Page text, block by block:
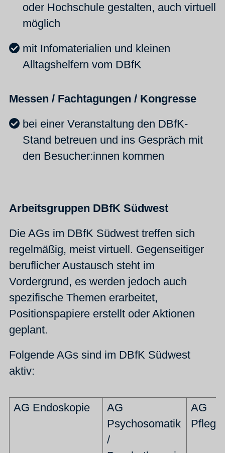
oder Hochschule gestalten, auch virtuell
möglich
mit Infomaterialien und kleinen
Alltagshelfern vom DBfK
Messen / Fachtagungen / Kongresse
bei einer Veranstaltung den DBfK-
Stand betreuen und ins Gespräch mit
den Besucher:innen kommen
Arbeitsgruppen DBfK Südwest
Die AGs im DBfK Südwest treffen sich
regelmäßig, meist virtuell. Gegenseitiger
beruflicher Austausch steht im
Vordergrund, es werden jedoch auch
spezifische Themen erarbeitet,
Positionspapiere erstellt oder Aktionen
geplant.
Folgende AGs sind im DBfK Südwest
aktiv:
AG Endoskopie
AG
Psychosomatik
/
AG